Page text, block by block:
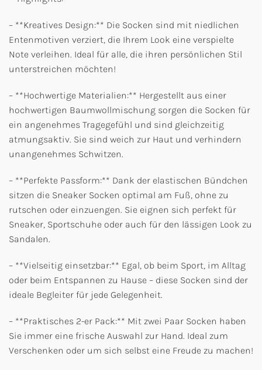
– **Kreatives Design:** Die Socken sind mit niedlichen
Entenmotiven verziert, die Ihrem Look eine verspielte
Note verleihen. Ideal für alle, die ihren persönlichen Stil
unterstreichen möchten!
– **Hochwertige Materialien:** Hergestellt aus einer
hochwertigen Baumwollmischung sorgen die Socken für
ein angenehmes Tragegefühl und sind gleichzeitig
atmungsaktiv. Sie sind weich zur Haut und verhindern
unangenehmes Schwitzen.
– **Perfekte Passform:** Dank der elastischen Bündchen
sitzen die Sneaker Socken optimal am Fuß, ohne zu
rutschen oder einzuengen. Sie eignen sich perfekt für
Sneaker, Sportschuhe oder auch für den lässigen Look zu
Sandalen.
– **Vielseitig einsetzbar:** Egal, ob beim Sport, im Alltag
oder beim Entspannen zu Hause – diese Socken sind der
ideale Begleiter für jede Gelegenheit.
– **Praktisches 2-er Pack:** Mit zwei Paar Socken haben
Sie immer eine frische Auswahl zur Hand. Ideal zum
Verschenken oder um sich selbst eine Freude zu machen!